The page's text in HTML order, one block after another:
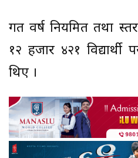
गत वर्ष नियमित तथा
१२ हजार ४२१ विद्यार्थी
थिए ।